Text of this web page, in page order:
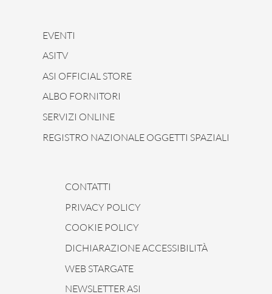
EVENTI
ASITV
ASI OFFICIAL STORE
ALBO FORNITORI
SERVIZI ONLINE
REGISTRO NAZIONALE OGGETTI SPAZIALI
CONTATTI
PRIVACY POLICY
COOKIE POLICY
DICHIARAZIONE ACCESSIBILITÀ
WEB STARGATE
NEWSLETTER ASI